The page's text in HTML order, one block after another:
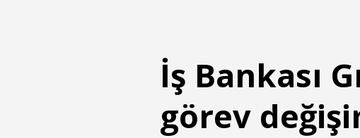
İş Bankası
görev